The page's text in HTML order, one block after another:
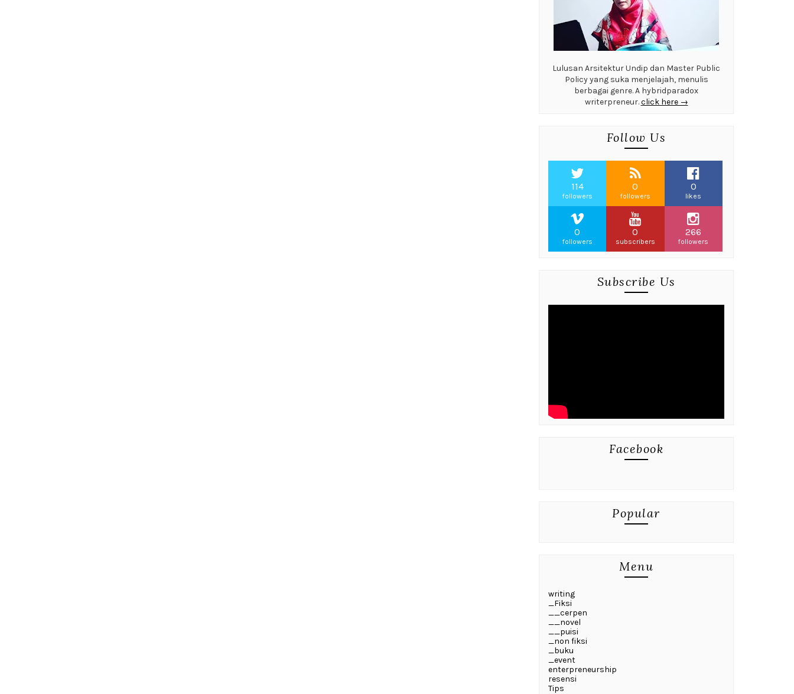
Lulusan Arsitektur Undip dan Master Public
Policy yang suka menjelajah, menulis
berbagai genre. A hybridparadox
writerpreneur.click here →
Follow Us
114
followers
0
followers
0
likes
0
followers
0
subscribers
266
followers
Subscribe Us
Facebook
Popular
Menu
writing
_Fiksi
__cerpen
__novel
__puisi
_non fiksi
_buku
_event
enterpreneurship
resensi
Tips